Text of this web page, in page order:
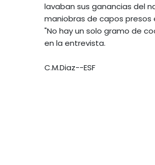
lavaban sus ganancias del
maniobras de capos presos
"No hay un solo gramo de
en la entrevista.
C.M.Diaz--ESF